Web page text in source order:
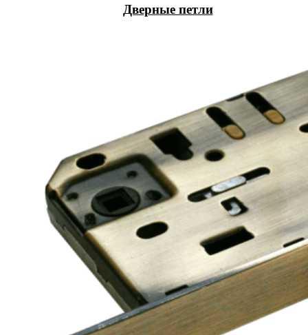
Дверные петли